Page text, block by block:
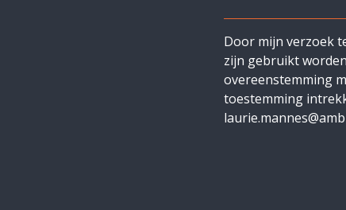
Door mijn verzoek
zijn gebruikt
overeenstemming
toestemming